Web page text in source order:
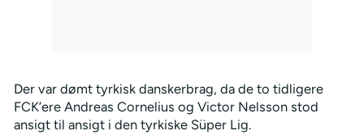
Der var dømt tyrkisk danskerbrag, da de to tidligere
FCK’ere Andreas Cornelius og Victor Nelsson stod
ansigt til ansigt i den tyrkiske Süper Lig.